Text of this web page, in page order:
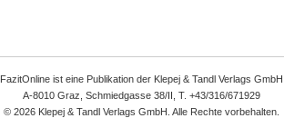
FazitOnline ist eine Publikation der Klepej & Tandl Verlags GmbH
A-8010 Graz, Schmiedgasse 38/II, T. +43/316/671929
© 2026 Klepej & Tandl Verlags GmbH. Alle Rechte vorbehalten.